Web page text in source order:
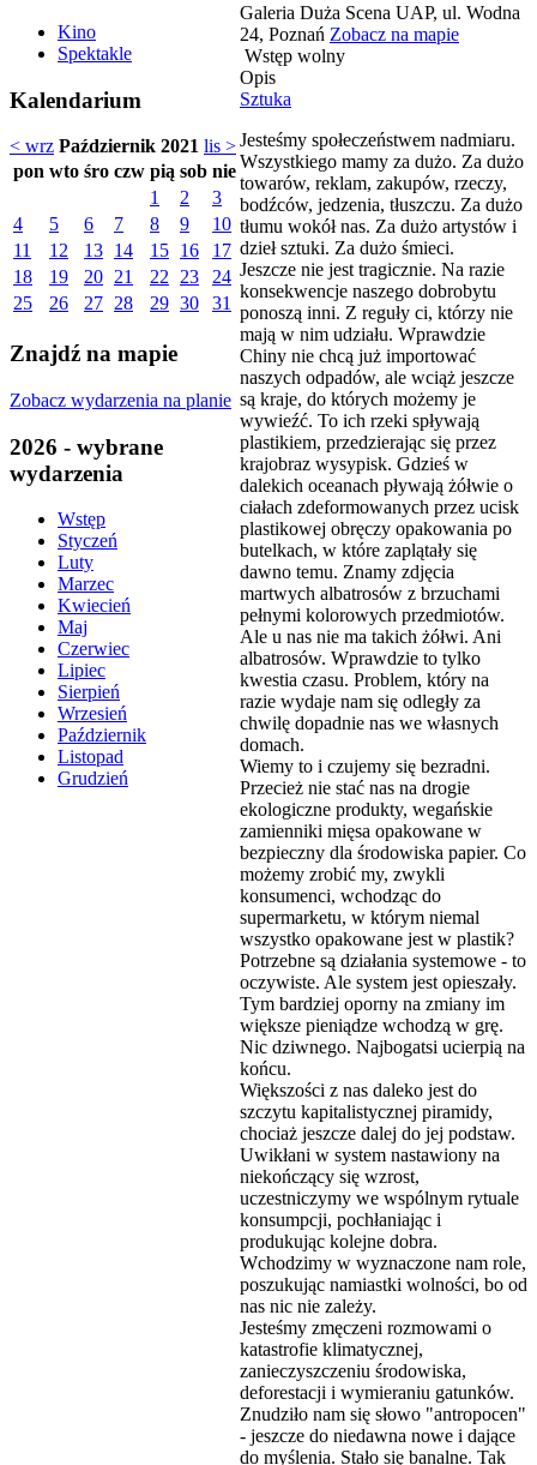
Kino
Spektakle
Kalendarium
< wrz Październik 2021 lis >
pon wto śro czw pią sob nie
1
2
3
4
5 6 7 8 9
10
11
12 13 14 15 16
17
18
19 20 21 22 23
24
25
26 27 28 29 30 31
Znajdź na mapie
Zobacz wydarzenia na planie
2026 - wybrane
wydarzenia
Wstęp
Styczeń
Luty
Marzec
Kwiecień
Maj
Czerwiec
Lipiec
Sierpień
Wrzesień
Październik
Listopad
Grudzień
Galeria Duża Scena UAP, ul. Wodna
24, Poznań Zobacz na mapie
Wstęp wolny
Opis
Sztuka
Jesteśmy społeczeństwem nadmiaru.
Wszystkiego mamy za dużo. Za dużo
towarów, reklam, zakupów, rzeczy,
bodźców, jedzenia, tłuszczu. Za dużo
tłumu wokół nas. Za dużo artystów i
dzieł sztuki. Za dużo śmieci.
Jeszcze nie jest tragicznie. Na razie
konsekwencje naszego dobrobytu
ponoszą inni. Z reguły ci, którzy nie
mają w nim udziału. Wprawdzie
Chiny nie chcą już importować
naszych odpadów, ale wciąż jeszcze
są kraje, do których możemy je
wywieźć. To ich rzeki spływają
plastikiem, przedzierając się przez
krajobraz wysypisk. Gdzieś w
dalekich oceanach pływają żółwie o
ciałach zdeformowanych przez ucisk
plastikowej obręczy opakowania po
butelkach, w które zaplątały się
dawno temu. Znamy zdjęcia
martwych albatrosów z brzuchami
pełnymi kolorowych przedmiotów.
Ale u nas nie ma takich żółwi. Ani
albatrosów. Wprawdzie to tylko
kwestia czasu. Problem, który na
razie wydaje nam się odległy za
chwilę dopadnie nas we własnych
domach.
Wiemy to i czujemy się bezradni.
Przecież nie stać nas na drogie
ekologiczne produkty, wegańskie
zamienniki mięsa opakowane w
bezpieczny dla środowiska papier. Co
możemy zrobić my, zwykli
konsumenci, wchodząc do
supermarketu, w którym niemal
wszystko opakowane jest w plastik?
Potrzebne są działania systemowe - to
oczywiste. Ale system jest opieszały.
Tym bardziej oporny na zmiany im
większe pieniądze wchodzą w grę.
Nic dziwnego. Najbogatsi ucierpią na
końcu.
Większości z nas daleko jest do
szczytu kapitalistycznej piramidy,
chociaż jeszcze dalej do jej podstaw.
Uwikłani w system nastawiony na
niekończący się wzrost,
uczestniczymy we wspólnym rytuale
konsumpcji, pochłaniając i
produkując kolejne dobra.
Wchodzimy w wyznaczone nam role,
poszukując namiastki wolności, bo od
nas nic nie zależy.
Jesteśmy zmęczeni rozmowami o
katastrofie klimatycznej,
zanieczyszczeniu środowiska,
deforestacji i wymieraniu gatunków.
Znudziło nam się słowo "antropocen"
- jeszcze do niedawna nowe i dające
do myślenia. Stało się banalne. Tak